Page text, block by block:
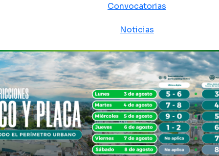
Convocatorias
Noticias